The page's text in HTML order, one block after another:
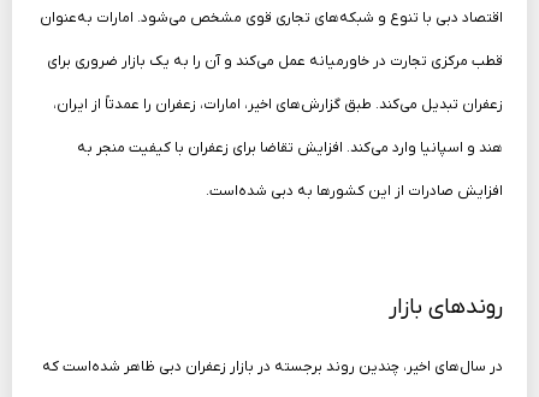
اقتصاد دبی با تنوع و شبکه‌های تجاری قوی مشخص می‌شود. امارات به‌عنوان
قطب مرکزی تجارت در خاورمیانه عمل می‌کند و آن را به یک بازار ضروری برای
زعفران تبدیل می‌کند. طبق گزارش‌های اخیر، امارات، زعفران را عمدتاً از ایران،
هند و اسپانیا وارد می‌کند. افزایش تقاضا برای زعفران با کیفیت منجر به
افزایش صادرات از این کشورها به دبی شده‌است.
روندهای بازار
در سال‌های اخیر، چندین روند برجسته در بازار زعفران دبی ظاهر شده‌است که